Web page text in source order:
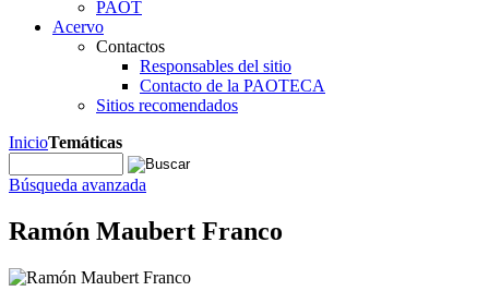
PAOT
Acervo
Contactos
Responsables del sitio
Contacto de la PAOTECA
Sitios recomendados
InicioTemáticas
Búsqueda avanzada
Ramón Maubert Franco